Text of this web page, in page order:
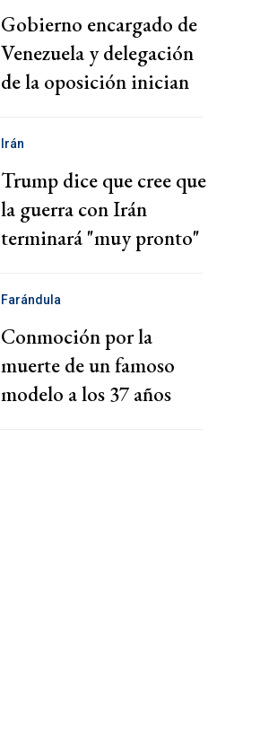
Gobierno encargado de
Venezuela y delegación
de la oposición inician
Irán
Trump dice que cree que
la guerra con Irán
terminará "muy pronto"
Farándula
Conmoción por la
muerte de un famoso
modelo a los 37 años